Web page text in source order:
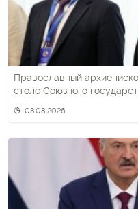
Православный
столе Союзного
03.08.2026